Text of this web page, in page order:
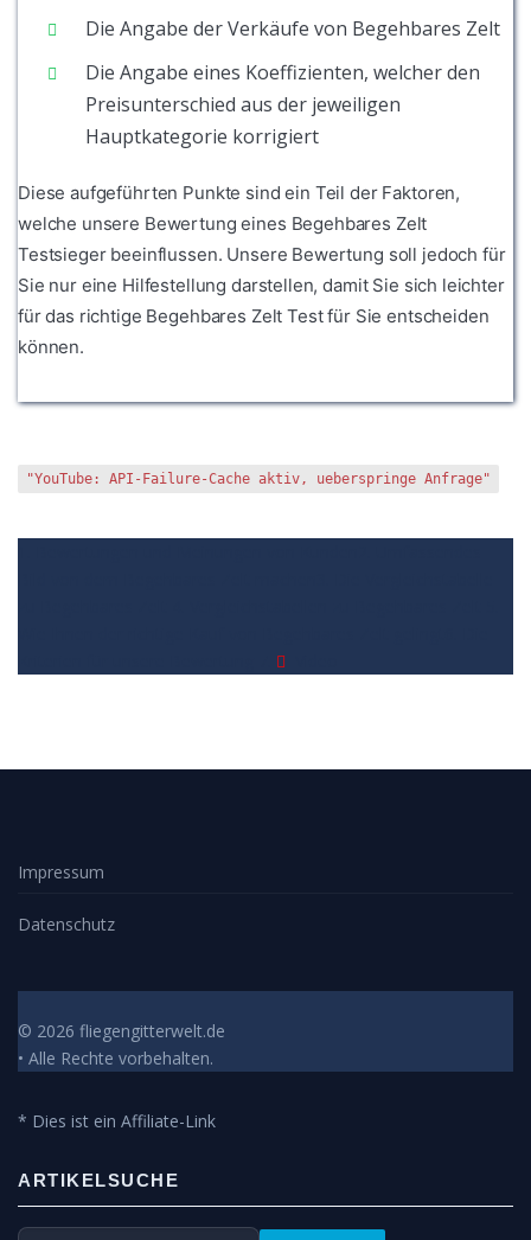
Die Angabe der Verkäufe von Begehbares Zelt
Die Angabe eines Koeffizienten, welcher den
Preisunterschied aus der jeweiligen
Hauptkategorie korrigiert
Diese aufgeführten Punkte sind ein Teil der Faktoren,
welche unsere Bewertung eines Begehbares Zelt
Testsieger beeinflussen. Unsere Bewertung soll jedoch für
Sie nur eine Hilfestellung darstellen, damit Sie sich leichter
für das richtige Begehbares Zelt Test für Sie entscheiden
können.
"YouTube: API-Failure-Cache aktiv, ueberspringe Anfrage"
Impressum
Datenschutz
© 2026 fliegengitterwelt.de
• Alle Rechte vorbehalten.
* Dies ist ein Affiliate-Link
ARTIKELSUCHE